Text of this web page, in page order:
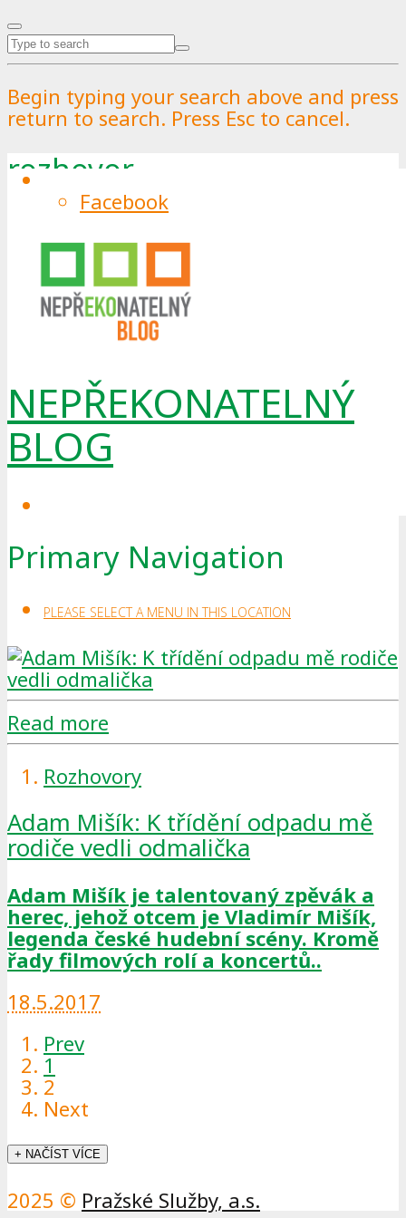
Begin typing your search above and press
return to search. Press Esc to cancel.
Facebook
NEPŘEKONATELNÝ
BLOG
Primary Navigation
PLEASE SELECT A MENU IN THIS LOCATION
rozhovor
Read more
Rozhovory
Adam Mišík: K třídění odpadu mě
rodiče vedli odmalička
Adam Mišík je talentovaný zpěvák a
herec, jehož otcem je Vladimír Mišík,
legenda české hudební scény. Kromě
řady filmových rolí a koncertů..
18.5.2017
Prev
1
2
Next
+ NAČÍST VÍCE
2025 © Pražské Služby, a.s.